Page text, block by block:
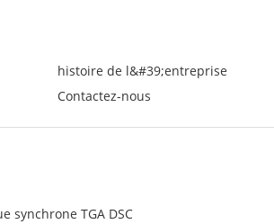
histoire de l&#39;entreprise
Contactez-nous
synchrone TGA DSC